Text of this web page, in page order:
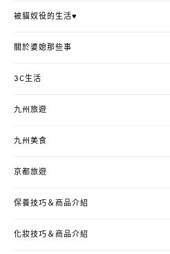
被貓奴役的生活♥
關於婆媳那些事
3C生活
九州旅遊
九州美食
京都旅遊
保養技巧＆商品介紹
化妝技巧＆商品介紹